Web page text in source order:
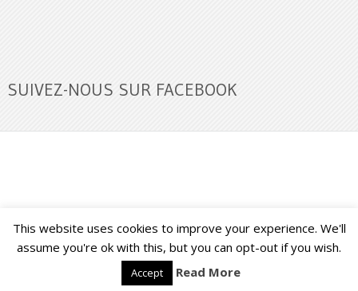
SUIVEZ-NOUS SUR FACEBOOK
Buzz Ultra Copyright © 2026. Back to Top ↑
This website uses cookies to improve your experience. We'll
assume you're ok with this, but you can opt-out if you wish.
Accept Read More
Français English ( Anglais)